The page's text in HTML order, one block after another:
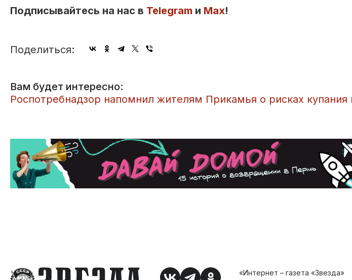
Подписывайтесь на нас в Telegram и Max!
Поделиться:
Вам будет интересно:
​Роспотребнадзор напомнил жителям Прикамья о рисках купания
«Интернет – газета «Звезда»